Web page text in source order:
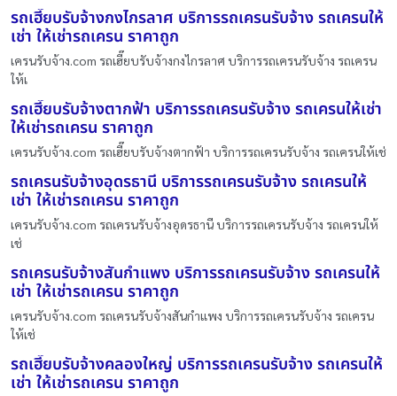
รถเฮี๊ยบรับจ้างกงไกรลาศ บริการรถเครนรับจ้าง รถเครนให้
เช่า ให้เช่ารถเครน ราคาถูก
เครนรับจ้าง.com รถเฮี๊ยบรับจ้างกงไกรลาศ บริการรถเครนรับจ้าง รถเครน
ให้เ
รถเฮี๊ยบรับจ้างตากฟ้า บริการรถเครนรับจ้าง รถเครนให้เช่า
ให้เช่ารถเครน ราคาถูก
เครนรับจ้าง.com รถเฮี๊ยบรับจ้างตากฟ้า บริการรถเครนรับจ้าง รถเครนให้เช่
รถเครนรับจ้างอุดรธานี บริการรถเครนรับจ้าง รถเครนให้
เช่า ให้เช่ารถเครน ราคาถูก
เครนรับจ้าง.com รถเครนรับจ้างอุดรธานี บริการรถเครนรับจ้าง รถเครนให้
เช่
รถเครนรับจ้างสันกำแพง บริการรถเครนรับจ้าง รถเครนให้
เช่า ให้เช่ารถเครน ราคาถูก
เครนรับจ้าง.com รถเครนรับจ้างสันกำแพง บริการรถเครนรับจ้าง รถเครน
ให้เช่
รถเฮี๊ยบรับจ้างคลองใหญ่ บริการรถเครนรับจ้าง รถเครนให้
เช่า ให้เช่ารถเครน ราคาถูก